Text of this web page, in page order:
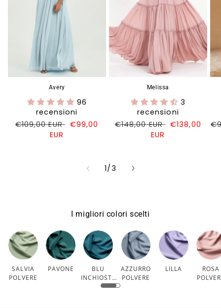
Avery
96
recensioni
Prezzo
€109,00 EUR
Prezzo
€99,00
EUR
Melissa
3
recensioni
Prezzo
€148,00 EUR
Prezzo
€138,00
EUR
1/
su3
I migliori colori scelti
SALVIA
POLVERE
PAVONE
BLU
INCHIOSTR
O
AZZURRO
POLVERE
LILLA
ROSA